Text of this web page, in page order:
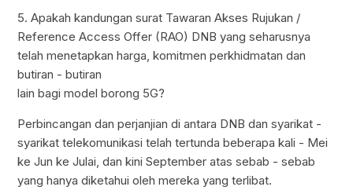
5. Apakah kandungan surat Tawaran Akses Rujukan /
Reference Access Offer (RAO) DNB yang seharusnya
telah menetapkan harga, komitmen perkhidmatan dan
butiran - butiran
lain bagi model borong 5G?
Perbincangan dan perjanjian di antara DNB dan syarikat -
syarikat telekomunikasi telah tertunda beberapa kali - Mei
ke Jun ke Julai, dan kini September atas sebab - sebab
yang hanya diketahui oleh mereka yang terlibat.